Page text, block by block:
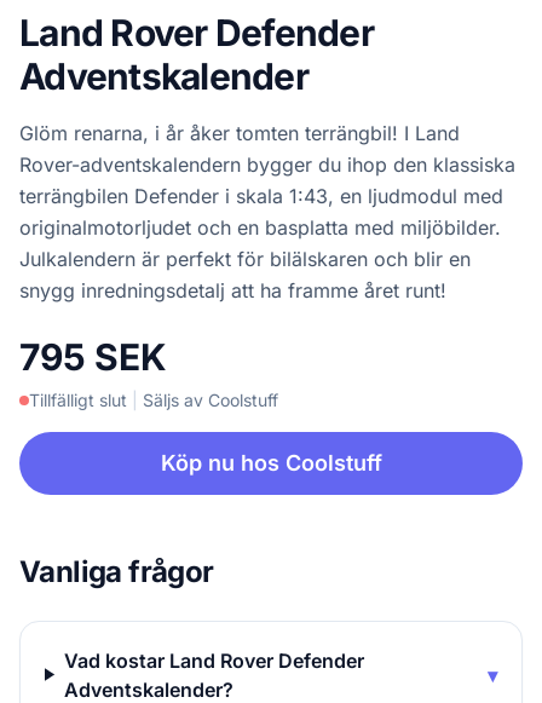
Land Rover Defender
Adventskalender
Glöm renarna, i år åker tomten terrängbil! I Land
Rover-adventskalendern bygger du ihop den klassiska
terrängbilen Defender i skala 1:43, en ljudmodul med
originalmotorljudet och en basplatta med miljöbilder.
Julkalendern är perfekt för bilälskaren och blir en
snygg inredningsdetalj att ha framme året runt!
795 SEK
Tillfälligt slut Säljs av Coolstuff
Köp nu hos Coolstuff
Vanliga frågor
Vad kostar Land Rover Defender
Adventskalender?
▾